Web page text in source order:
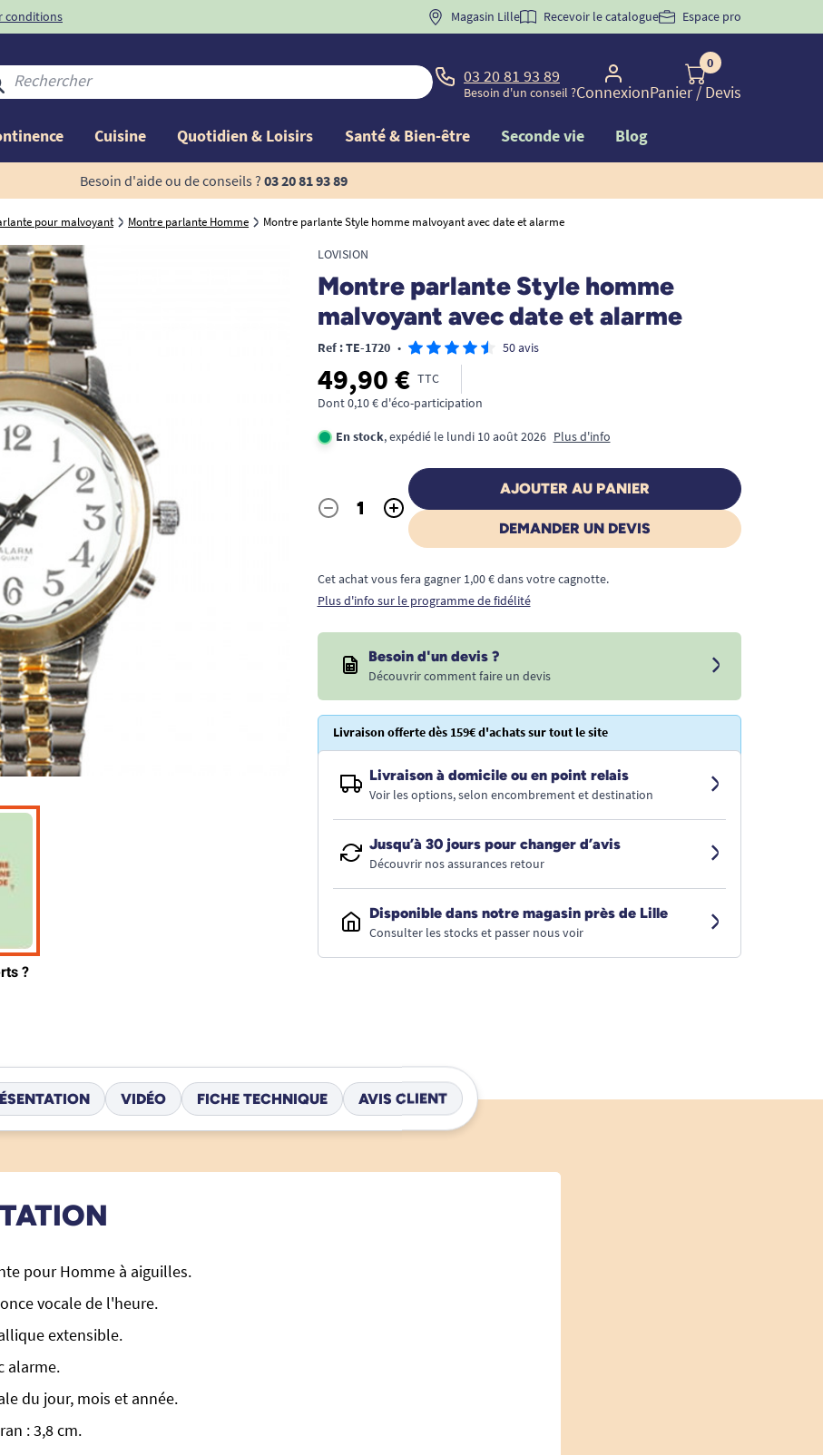
conditions BIENVENUE" pourla 1ère commande d'incontinence
Magasin Lille Recevoir le catalogue Espace pro
03 20 81 93 89
Besoin d'un conseil ?Connexion
0
Panier/ Devis
Cuisine Quotidien & Loisirs Santé & Bien-être Seconde vie Blog
Besoin d'aide ou de conseils ? 03 20 81 93 89
pour malvoyant Montre parlante Homme Montre parlante Style homme malvoyant avec date et alarme
LOVISION
Montre parlante Style homme
malvoyant avec date et alarme
Ref : TE-1720 • 50 avis
49,90 € TTC
Dont 0,10 € d'éco-participation
En stock, expédié le lundi 10 août 2026 Plus d'info
Quantité
- +
AJOUTER AU PANIER
DEMANDER UN DEVIS
Cet achat vous fera gagner 1,00 € dans votre cagnotte.
Plus d'info sur le programme de fidélité
Besoin d'un devis ?
Découvrir comment faire un devis
Livraison offerte dès 159€ d'achats sur tout le site
Livraison à domicile ou en point relais
Voir les options, selon encombrement et destination
Jusqu’à 30 jours pour changer d’avis
Découvrir nos assurances retour
Disponible dans notre magasin près de Lille
Consulter les stocks et passer nous voir
VIDÉO FICHE TECHNIQUE AVIS CLIENT
pour Homme à aiguilles.
vocale de l'heure.
extensible.
alarme.
du jour, mois et année.
: 3,8 cm.